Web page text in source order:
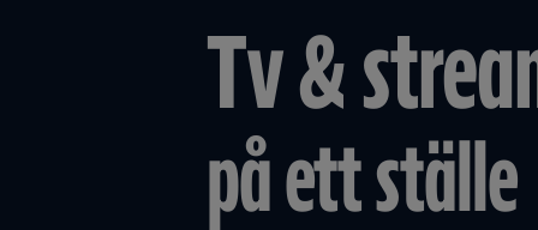
Tv &
på ett ställe